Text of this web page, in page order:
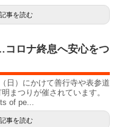
記事を読む
ロナ終息へ安心をつ
日）にかけて善行寺や表参道
まつりが催されています。
of pe...
記事を読む